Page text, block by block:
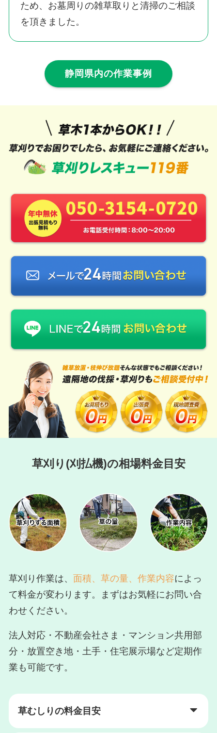
ため、お墓周りの雑草取りと清掃のご相談
を頂きました。
静岡県内の作業事例
草刈り(刈払機)の相場料金目安
草刈り作業は、 面積、草の量、作業内容によっ
て料金が変わります。まずはお気軽にお問い合
わせください。
法人対応・不動産会社さま・マンション共用部
分・放置空き地・土手・住宅展示場など定期作
業も可能です。
草むしりの料金目安